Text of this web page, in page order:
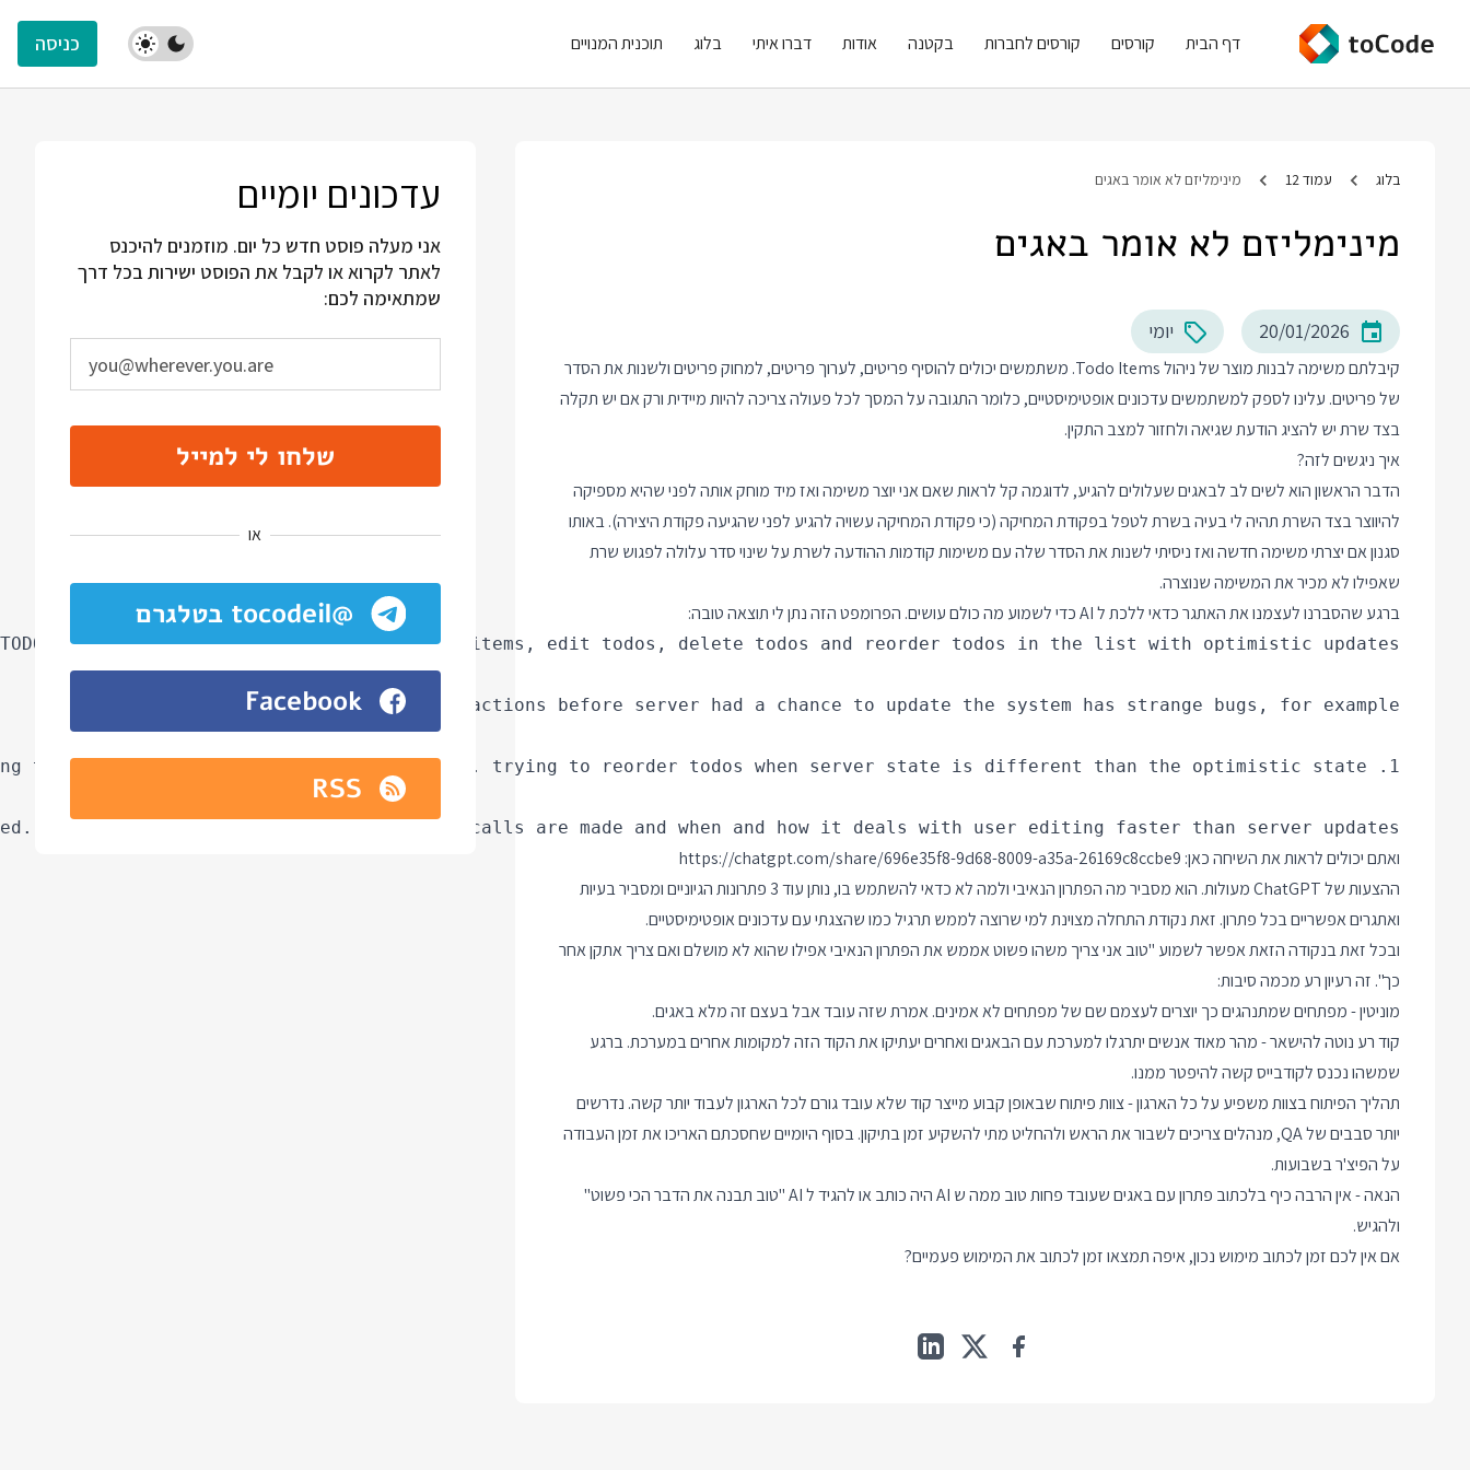
דף הבית קורסים קורסים לחברות בקטנה אודות דברו איתי בלוג תוכנית המנויים כניסה
בלוג עמוד 12 מינימליזם לא אומר באגים
מינימליזם לא אומר באגים
20/01/2026 יומי
קיבלתם משימה לבנות מוצר של ניהול Todo Items. משתמשים יכולים להוסיף פריטים, לערוך פריטים, למחוק פריטים ולשנות את הסדר
של פריטים. עלינו לספק למשתמשים עדכונים אופטימיסטיים, כלומר התגובה על המסך לכל פעולה צריכה להיות מיידית ורק אם יש תקלה
בצד שרת יש להציג הודעת שגיאה ולחזור למצב התקין.
איך ניגשים לזה?
הדבר הראשון הוא לשים לב לבאגים שעלולים להגיע, לדוגמה קל לראות שאם אני יוצר משימה ואז מיד מוחק אותה לפני שהיא מספיקה
להיווצר בצד השרת תהיה לי בעיה בשרת לטפל בפקודת המחיקה (כי פקודת המחיקה עשויה להגיע לפני שהגיעה פקודת היצירה). באותו
סגנון אם יצרתי משימה חדשה ואז ניסיתי לשנות את הסדר שלה עם משימות קודמות ההודעה לשרת על שינוי סדר עלולה לפגוש שרת
שאפילו לא מכיר את המשימה שנוצרה.
ברגע שהסברנו לעצמנו את האתגר כדאי ללכת ל AI כדי לשמוע מה כולם עושים. הפרומפט הזה נתן לי תוצאה טובה:
For each architecture explain what API calls are made and when and how it deals with user editing faster than server updates
ואתם יכולים לראות את השיחה כאן: https://chatgpt.com/share/696e35f8-9d68-8009-a35a-26169c8ccbe9
ההצעות של ChatGPT מעולות. הוא מסביר מה הפתרון הנאיבי ולמה לא כדאי להשתמש בו, נותן עוד 3 פתרונות הגיוניים ומסביר בעיות
ואתגרים אפשריים בכל פתרון. זאת נקודת התחלה מצוינת למי שרוצה לממש תרגיל כמו שהצגתי עם עדכונים אופטימיסטיים.
ובכל זאת בנקודה הזאת אפשר לשמוע "טוב אני צריך משהו פשוט אממש את הפתרון הנאיבי אפילו שהוא לא מושלם ואם צריך אתקן אחר
כך". זה רעיון רע מכמה סיבות:
מוניטין - מפתחים שמתנהגים כך יוצרים לעצמם שם של מפתחים לא אמינים. אמרת שזה עובד אבל בעצם זה מלא באגים.
קוד רע נוטה להישאר - מהר מאוד אנשים יתרגלו למערכת עם הבאגים ואחרים יעתיקו את הקוד הזה למקומות אחרים במערכת. ברגע
שמשהו נכנס לקודבייס קשה להיפטר ממנו.
תהליך הפיתוח בצוות משפיע על כל הארגון - צוות פיתוח שבאופן קבוע מייצר קוד שלא עובד גורם לכל הארגון לעבוד יותר קשה. נדרשים
יותר סבבים של QA, מנהלים צריכים לשבור את הראש ולהחליט מתי להשקיע זמן בתיקון. בסוף היומיים שחסכתם האריכו את זמן העבודה
על הפיצ'ר בשבועות.
הנאה - אין הרבה כיף בלכתוב פתרון עם באגים שעובד פחות טוב ממה ש AI היה כותב או להגיד ל AI "טוב תבנה את הדבר הכי פשוט"
ולהגיש.
אם אין לכם זמן לכתוב מימוש נכון, איפה תמצאו זמן לכתוב את המימוש פעמיים?
עדכונים יומיים
אני מעלה פוסט חדש כל יום. מוזמנים להיכנס
לאתר לקרוא או לקבל את הפוסט ישירות בכל דרך
שמתאימה לכם:
שלחו לי למייל
או
@tocodeil בטלגרם
Facebook
RSS